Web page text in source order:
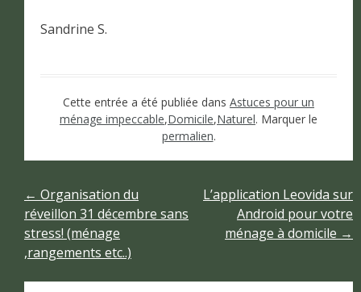
Sandrine S.
Cette entrée a été publiée dans Astuces pour un
ménage impeccable,Domicile,Naturel. Marquer le
permalien.
Navigation
de
l’article
← Organisation du
réveillon 31 décembre sans
stress! (ménage
,rangements etc..)
L’application Leovida sur
Android pour votre
ménage à domicile →